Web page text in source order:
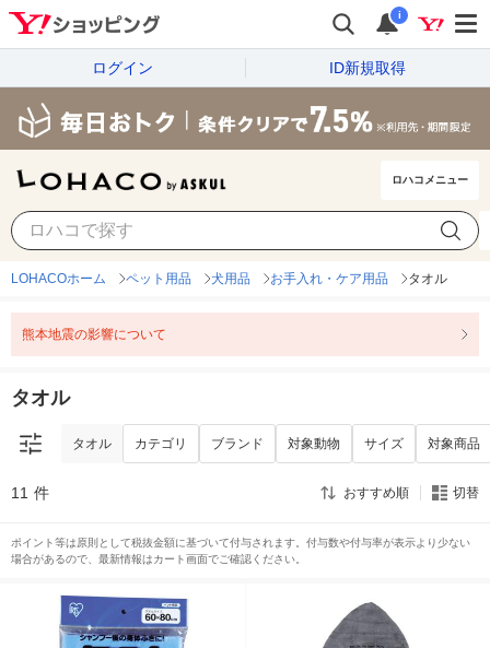
i
ログイン ID新規取得
ロハコメニュー
対象商品
LOHACOホーム ペット用品 犬用品 お手入れ・ケア用品 タオル
熊本地震の影響について
タオル
タオル カテゴリ ブランド 対象動物 サイズ 対象商品
11 件 おすすめ順 切替
ポイント等は原則として税抜金額に基づいて付与されます。付与数や付与率が表示より少ない
場合があるので、最新情報はカート画面でご確認ください。